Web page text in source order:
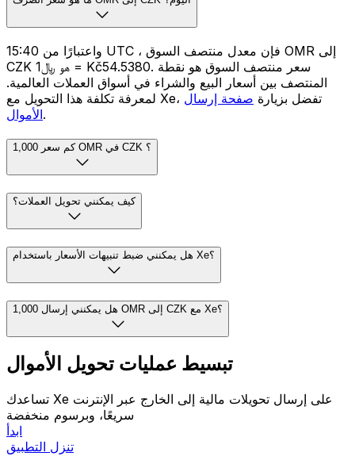
واعتبارًا من 15:40 UTC ، فإن معدل منتصف السوق OMR إلى
CZK هو ﷼1 = Kč54.5380. سعر منتصف السوق هو نقطة
المنتصف بين أسعار البيع والشراء في أسواق العملات العالمية.
لمعرفة تكلفة هذا التحويل مع Xe، تفضل بزيارة صفحة إرسال
الأموال.
كم سعر 1,000 OMR في CZK ؟
كيف يمكنني تحويل العملات؟
هل يمكنني ضبط تنبيهات الأسعار باستخدام Xe؟
هل يمكنني إرسال 1,000 OMR إلى CZK مع Xe؟
تبسيط عمليات تحويل الأموال
تساعدك Xe على إرسال تحويلات مالية إلى الخارج عبر الإنترنت
سريعًا، وبرسوم منخفضة
ابدأ
تنزل التطبيق